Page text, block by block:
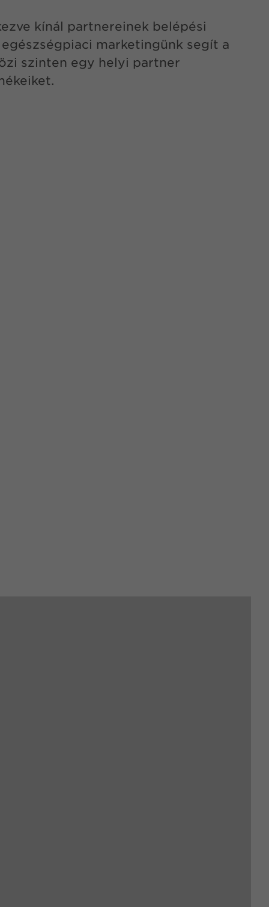
kínál partnereinek belépési
marketingünk segít a
szinten egy helyi partner